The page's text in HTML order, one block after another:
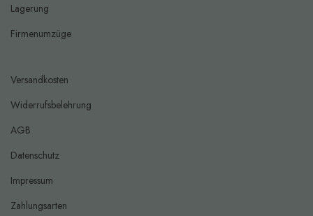
Lagerung
Firmenumzüge
Versandkosten
Widerrufsbelehrung
AGB
Datenschutz
Impressum
Zahlungsarten